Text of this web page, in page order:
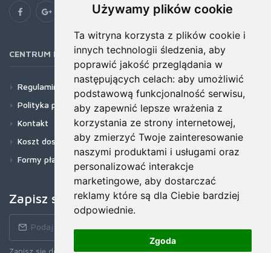
Używamy plików cookie
Ta witryna korzysta z plików cookie i
innych technologii śledzenia, aby
poprawić jakość przeglądania w
następujących celach: aby umożliwić
podstawową funkcjonalność serwisu,
aby zapewnić lepsze wrażenia z
korzystania ze strony internetowej,
aby zmierzyć Twoje zainteresowanie
naszymi produktami i usługami oraz
personalizować interakcje
marketingowe, aby dostarczać
reklamy które są dla Ciebie bardziej
odpowiednie.
Zgoda
CENTRUM POMOCY
Regulamin
Polityka prywatności
Kontakt
Koszt dostawy
Formy płatności
Zapisz się do newslettera!
Zapisz się do naszego Newslettera, aby otrzymywać wczesne